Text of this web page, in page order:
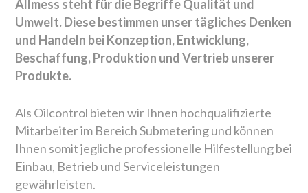
Allmess steht für die Begriffe Qualität und
Umwelt. Diese bestimmen unser tägliches Denken
und Handeln bei Konzeption, Entwicklung,
Beschaffung, Produktion und Vertrieb unserer
Produkte.
Als Oilcontrol bieten wir Ihnen hochqualifizierte
Mitarbeiter im Bereich Submetering und können
Ihnen somit jegliche professionelle Hilfestellung bei
Einbau, Betrieb und Serviceleistungen
gewährleisten.